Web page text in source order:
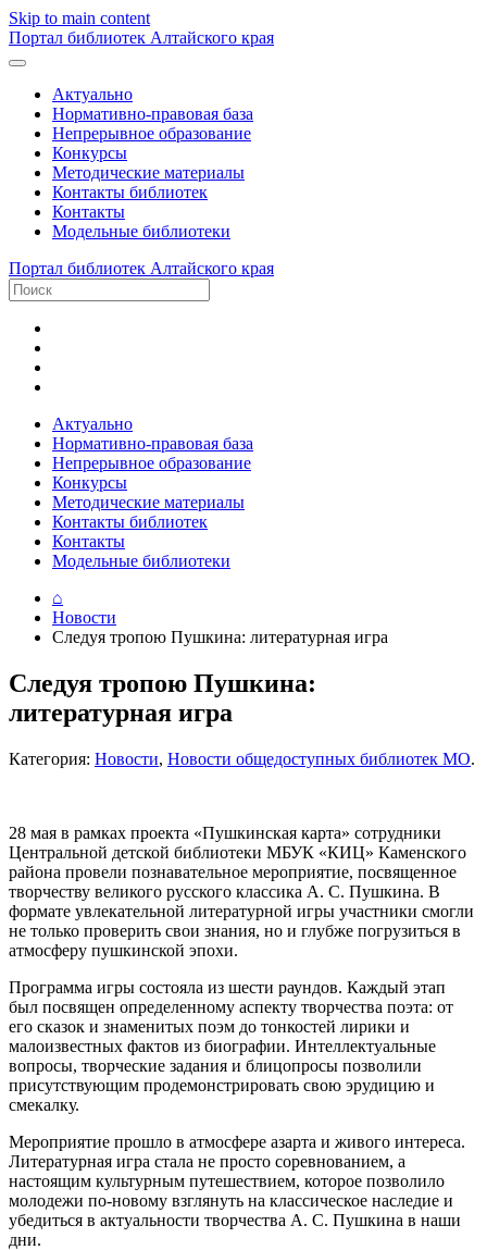
Skip to main content
Портал библиотек Алтайского края
Актуально
Нормативно-правовая база
Непрерывное образование
Конкурсы
Методические материалы
Контакты библиотек
Контакты
Модельные библиотеки
Портал библиотек Алтайского края
Актуально
Нормативно-правовая база
Непрерывное образование
Конкурсы
Методические материалы
Контакты библиотек
Контакты
Модельные библиотеки
⌂
Новости
Следуя тропою Пушкина: литературная игра
Следуя тропою Пушкина:
литературная игра
Категория: Новости, Новости общедоступных библиотек МО.
28 мая в рамках проекта «Пушкинская карта» сотрудники
Центральной детской библиотеки МБУК «КИЦ» Каменского
района провели познавательное мероприятие, посвященное
творчеству великого русского классика А. С. Пушкина. В
формате увлекательной литературной игры участники смогли
не только проверить свои знания, но и глубже погрузиться в
атмосферу пушкинской эпохи.
Программа игры состояла из шести раундов. Каждый этап
был посвящен определенному аспекту творчества поэта: от
его сказок и знаменитых поэм до тонкостей лирики и
малоизвестных фактов из биографии. Интеллектуальные
вопросы, творческие задания и блицопросы позволили
присутствующим продемонстрировать свою эрудицию и
смекалку.
Мероприятие прошло в атмосфере азарта и живого интереса.
Литературная игра стала не просто соревнованием, а
настоящим культурным путешествием, которое позволило
молодежи по-новому взглянуть на классическое наследие и
убедиться в актуальности творчества А. С. Пушкина в наши
дни.